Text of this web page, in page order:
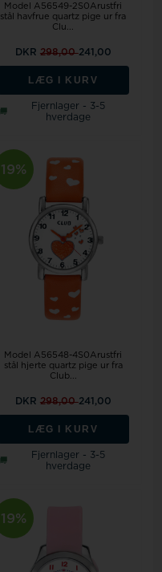
Model A56549-2S0Arustfri
stål havfrue quartz pige ur fra
Clu...
DKR 298,00241,00
LÆG I KURV
Fjernlager - 3-5
hverdage
19%
Model A56548-4S0Arustfri
stål hjerte quartz pige ur fra
Club...
DKR 298,00241,00
LÆG I KURV
Fjernlager - 3-5
hverdage
19%